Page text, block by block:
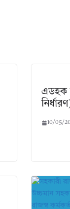
এডহক
10/05/